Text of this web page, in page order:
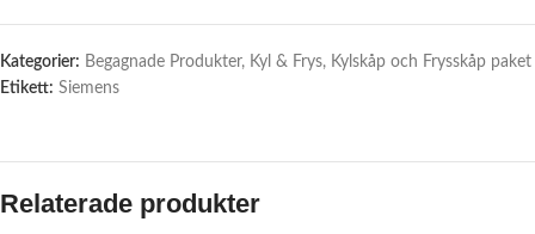
Kategorier: Begagnade Produkter, Kyl & Frys, Kylskåp och Frysskåp paket
Etikett: Siemens
Relaterade produkter